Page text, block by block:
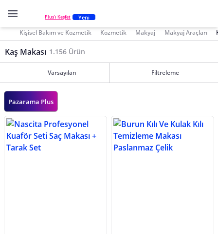
Plus'ı Keşfet Yeni
Kişisel Bakım ve Kozmetik Kozmetik Makyaj Makyaj Araçları
Kaş Makası 1.156 Ürün
Varsayılan Filtreleme
Pazarama Plus